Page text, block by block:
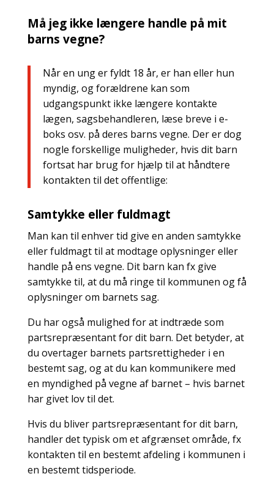
Må jeg ikke længere handle på mit
barns vegne?
Når en ung er fyldt 18 år, er han eller hun
myndig, og forældrene kan som
udgangspunkt ikke længere kontakte
lægen, sagsbehandleren, læse breve i e-
boks osv. på deres barns vegne. Der er dog
nogle forskellige muligheder, hvis dit barn
fortsat har brug for hjælp til at håndtere
kontakten til det offentlige:
Samtykke eller fuldmagt
Man kan til enhver tid give en anden samtykke
eller fuldmagt til at modtage oplysninger eller
handle på ens vegne. Dit barn kan fx give
samtykke til, at du må ringe til kommunen og få
oplysninger om barnets sag.
Du har også mulighed for at indtræde som
partsrepræsentant for dit barn. Det betyder, at
du overtager barnets partsrettigheder i en
bestemt sag, og at du kan kommunikere med
en myndighed på vegne af barnet – hvis barnet
har givet lov til det.
Hvis du bliver partsrepræsentant for dit barn,
handler det typisk om et afgrænset område, fx
kontakten til en bestemt afdeling i kommunen i
en bestemt tidsperiode.